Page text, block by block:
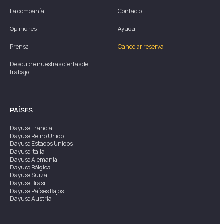
La compañía
Opiniones
Prensa
Descubre nuestras ofertas de
trabajo
Contacto
Ayuda
Cancelar reserva
PAÍSES
DayuseFrancia
DayuseReino Unido
DayuseEstados Unidos
DayuseItalia
DayuseAlemania
DayuseBélgica
DayuseSuiza
DayuseBrasil
DayusePaíses Bajos
DayuseAustria